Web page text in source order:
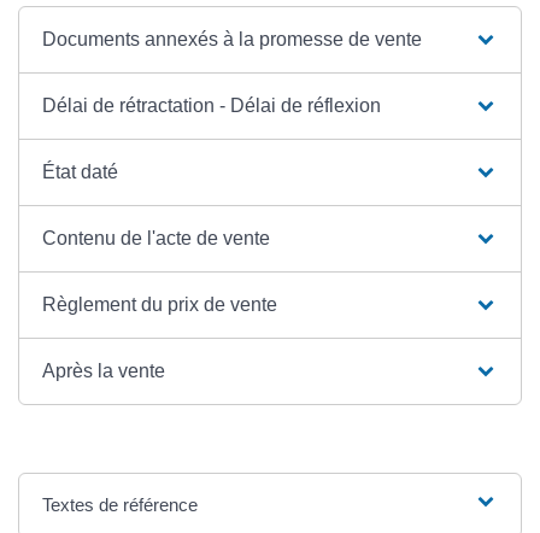
Documents annexés à la promesse de vente
Délai de rétractation - Délai de réflexion
État daté
Contenu de l'acte de vente
Règlement du prix de vente
Après la vente
Textes de référence